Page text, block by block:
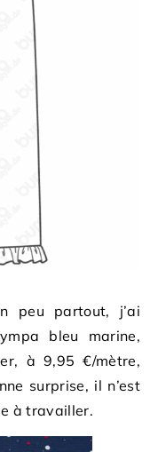
peu partout, j’ai
bleu marine,
à 9,95 €/mètre,
surprise, il n’est
à travailler.